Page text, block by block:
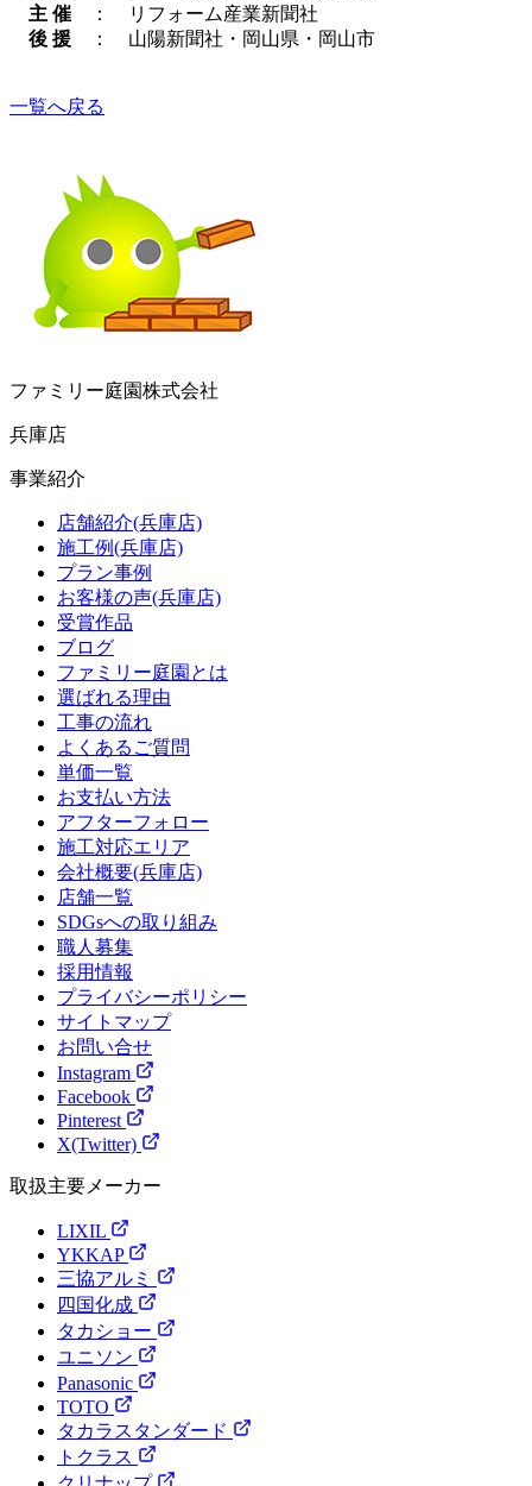
主 催 ： リフォーム産業新聞社
後 援 ： 山陽新聞社・岡山県・岡山市
一覧へ戻る
ファミリー庭園株式会社
兵庫店
事業紹介
店舗紹介(兵庫店)
施工例(兵庫店)
プラン事例
お客様の声(兵庫店)
受賞作品
ブログ
ファミリー庭園とは
選ばれる理由
工事の流れ
よくあるご質問
単価一覧
お支払い方法
アフターフォロー
施工対応エリア
会社概要(兵庫店)
店舗一覧
SDGsへの取り組み
職人募集
採用情報
プライバシーポリシー
サイトマップ
お問い合せ
Instagram
Facebook
Pinterest
X(Twitter)
取扱主要メーカー
LIXIL
YKKAP
三協アルミ
四国化成
タカショー
ユニソン
Panasonic
TOTO
タカラスタンダード
トクラス